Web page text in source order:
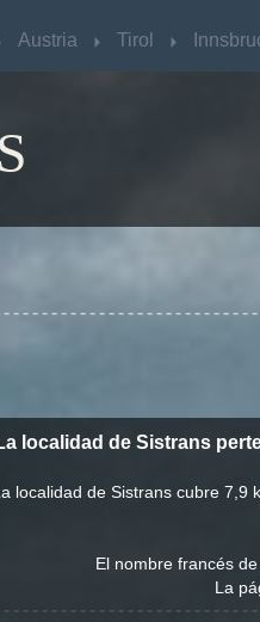
Austria Tirol
localidad de Sistrans
localidad de Sistrans cubre 7,9
El nombre francés
La
Austria Tirol